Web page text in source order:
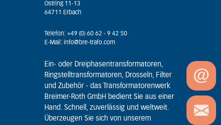
Ostring 11-13
64711 Erbach
Telefon: +49 (0) 60 62 - 9 42 50
E-Mail: info@bre-trafo.com
Ein- oder Dreiphasentransformatoren,
Ringstelltransformatoren, Drosseln, Filter
und Zubehör - das Transformatorenwerk
Breimer-Roth GmbH bedient Sie aus einer
Hand. Schnell, zuverlässig und weltweit.
Überzeugen Sie sich von unserem